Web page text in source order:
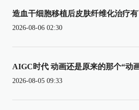
造血干细胞移植后皮肤纤维化治疗
2026-08-06 02:30
AIGC时代 动画还是原来的那个“动
2026-08-05 09:33